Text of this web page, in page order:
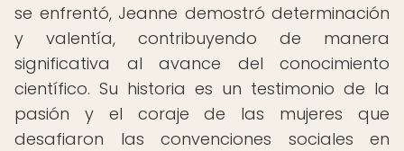
se enfrentó, Jeanne demostró determinación
y valentía, contribuyendo de manera
significativa al avance del conocimiento
científico. Su historia es un testimonio de la
pasión y el coraje de las mujeres que
desafiaron las convenciones sociales en